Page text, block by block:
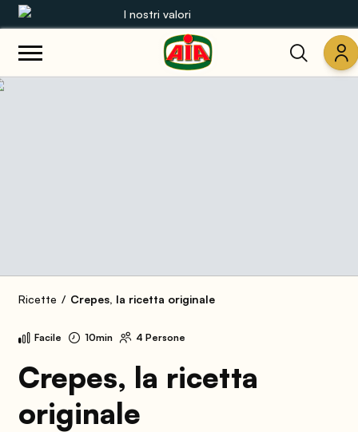
I nostri valori
Le nostre gamme
Mondo AIA
Ricette Crepes, la ricetta originale
Facile 10min 4 Persone
Crepes, la ricetta
originale